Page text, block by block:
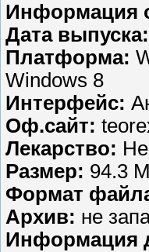
Информация
Дата выпуска:
Платформа:
Windows 8
Интерфейс:
Оф.сайт:
Лекарство:
Размер: 94.3
Формат
Aрхив: не
Информация